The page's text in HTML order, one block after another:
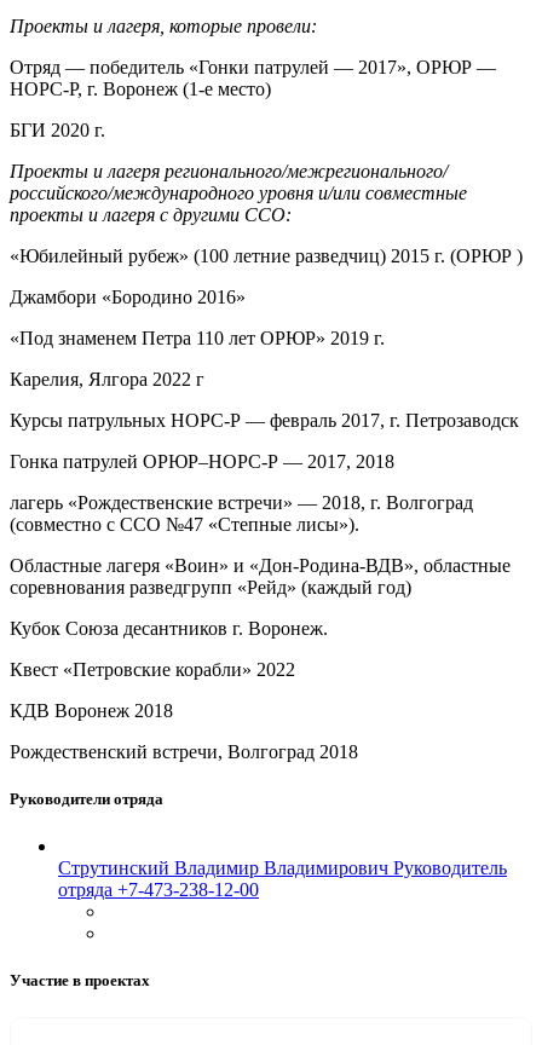
Проекты и лагеря, которые провели:
Отряд — победитель «Гонки патрулей — 2017», ОРЮР —
НОРС-Р, г. Воронеж (1-е место)
БГИ 2020 г.
Проекты и лагеря регионального/межрегионального/
российского/международного уровня и/или совместные
проекты и лагеря с другими ССО:
«Юбилейный рубеж» (100 летние разведчиц) 2015 г. (ОРЮР )
Джамбори «Бородино 2016»
«Под знаменем Петра 110 лет ОРЮР» 2019 г.
Карелия, Ялгора 2022 г
Курсы патрульных НОРС-Р — февраль 2017, г. Петрозаводск
Гонка патрулей ОРЮР–НОРС-Р — 2017, 2018
лагерь «Рождественские встречи» — 2018, г. Волгоград
(совместно с ССО №47 «Степные лисы»).
Областные лагеря «Воин» и «Дон-Родина-ВДВ», областные
соревнования разведгрупп «Рейд» (каждый год)
Кубок Союза десантников г. Воронеж.
Квест «Петровские корабли» 2022
КДВ Воронеж 2018
Рождественский встречи, Волгоград 2018
Руководители отряда
Струтинский Владимир Владимирович Руководитель
отряда +7-473-238-12-00
Участие в проектах